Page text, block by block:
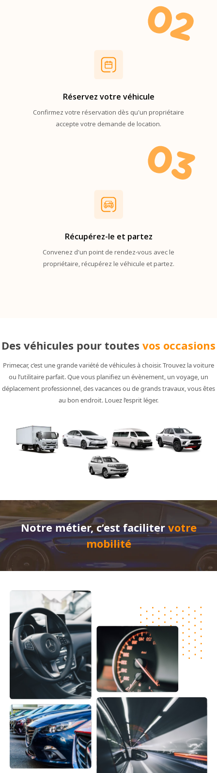
02
Réservez votre véhicule
Confirmez votre réservation dès qu'un propriétaire
accepte votre demande de location.
03
Récupérez-le et partez
Convenez d'un point de rendez-vous avec le
propriétaire, récupérez le véhicule et partez.
Des véhicules pour toutes vos occasions
Primecar, c’est une grande variété de véhicules à choisir. Trouvez la voiture
ou l’utilitaire parfait. Que vous planifiez un évènement, un voyage, un
déplacement professionnel, des vacances ou de grands travaux, vous êtes
au bon endroit. Louez l’esprit léger.
Notre métier, c’est facilitervotre
mobilité